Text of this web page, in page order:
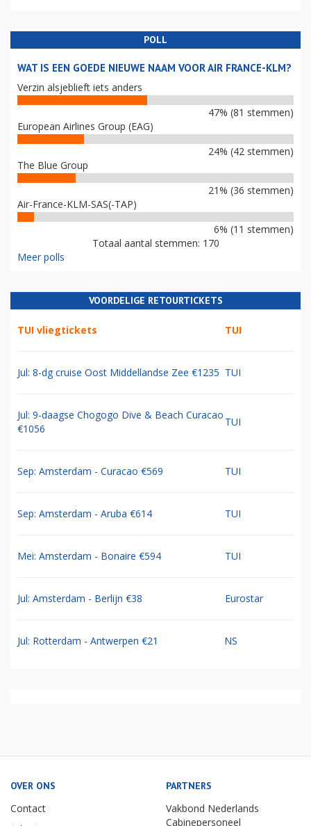
POLL
WAT IS EEN GOEDE NIEUWE NAAM VOOR AIR FRANCE-KLM?
Verzin alsjeblieft iets anders
47% (81 stemmen)
European Airlines Group (EAG)
24% (42 stemmen)
The Blue Group
21% (36 stemmen)
Air-France-KLM-SAS(-TAP)
6% (11 stemmen)
Totaal aantal stemmen: 170
Meer polls
VOORDELIGE RETOURTICKETS
TUI vliegtickets TUI
Jul: 8-dg cruise Oost Middellandse Zee €1235 TUI
Jul: 9-daagse Chogogo Dive & Beach Curacao
€1056
TUI
Sep: Amsterdam - Curacao €569 TUI
Sep: Amsterdam - Aruba €614 TUI
Mei: Amsterdam - Bonaire €594 TUI
Jul: Amsterdam - Berlijn €38 Eurostar
Jul: Rotterdam - Antwerpen €21 NS
OVER ONS
Contact
PARTNERS
Vakbond Nederlands
Cabinepersoneel